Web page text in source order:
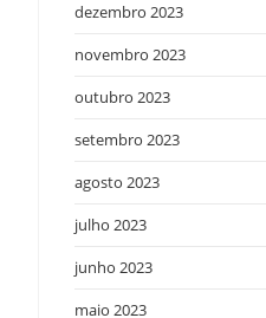
dezembro 2023
novembro 2023
outubro 2023
setembro 2023
agosto 2023
julho 2023
junho 2023
maio 2023